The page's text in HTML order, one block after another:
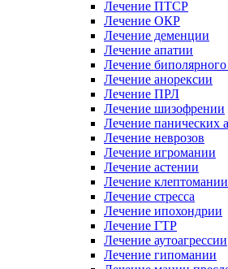
Лечение ПТСР
Лечение ОКР
Лечение деменции
Лечение апатии
Лечение биполярного
Лечение анорексии
Лечение ПРЛ
Лечение шизофрении
Лечение панических
Лечение неврозов
Лечение игромании
Лечение астении
Лечение клептомании
Лечение стресса
Лечение ипохондрии
Лечение ГТР
Лечение аутоагрессии
Лечение гипомании